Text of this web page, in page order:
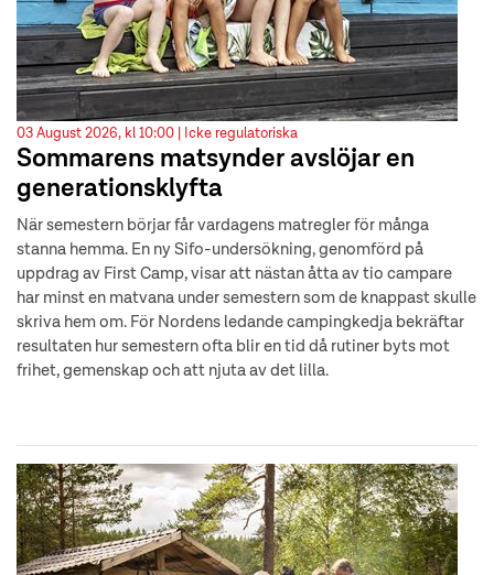
03 August 2026, kl 10:00 | Icke regulatoriska
Sommarens matsynder avslöjar en
generationsklyfta
När semestern börjar får vardagens matregler för många
stanna hemma. En ny Sifo-undersökning, genomförd på
uppdrag av First Camp, visar att nästan åtta av tio campare
har minst en matvana under semestern som de knappast skulle
skriva hem om. För Nordens ledande campingkedja bekräftar
resultaten hur semestern ofta blir en tid då rutiner byts mot
frihet, gemenskap och att njuta av det lilla.